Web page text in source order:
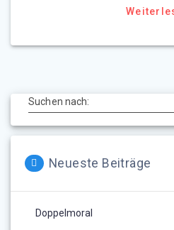
Suchen nach:
Neueste Beiträge
Doppelmoral